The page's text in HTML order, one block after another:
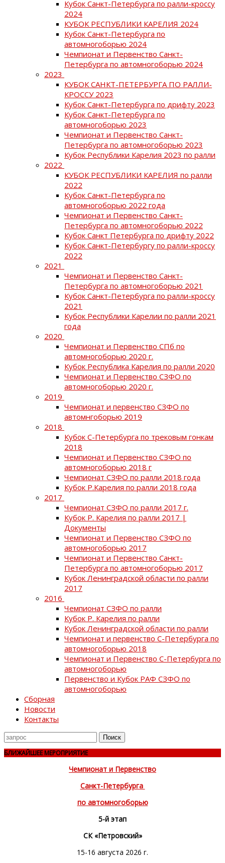
Кубок Санкт-Петербурга по ралли-кроссу
2024
КУБОК РЕСПУБЛИКИ КАРЕЛИЯ 2024
Кубок Санкт-Петербурга по
автомногоборью 2024
Чемпионат и Первенство Санкт-
Петербурга по автомногоборью 2024
2023
КУБОК САНКТ-ПЕТЕРБУРГА ПО РАЛЛИ-
КРОССУ 2023
Кубок Санкт-Петербурга по дрифту 2023
Кубок Санкт-Петербурга по
автомногоборью 2023
Чемпионат и Первенство Санкт-
Петербурга по автомногоборью 2023
Кубок Республики Карелия 2023 по ралли
2022
КУБОК РЕСПУБЛИКИ КАРЕЛИЯ по ралли
2022
Кубок Санкт-Петербурга по
автомногоборью 2022 года
Чемпионат и Первенство Санкт-
Петербурга по автомногоборью 2022
Кубок Санкт Петербурга по дрифту 2022
Кубок Санкт-Петербургу по ралли-кроссу
2022
2021
Чемпионат и Первенство Санкт-
Петербурга по автомногоборью 2021
Кубок Санкт-Петербурга по ралли-кроссу
2021
Кубок Республики Карелии по ралли 2021
года
2020
Чемпионат и Первенство СПб по
автомногоборью 2020 г.
Кубок Республика Карелия по ралли 2020
Чемпионат и Первенство СЗФО по
автомногоборью 2020 г.
2019
Чемпионат и первенство СЗФО по
автомнгоборью 2019
2018
Кубок С-Петербурга по трековым гонкам
2018
Чемпионат и Первенство СЗФО по
автомногоборью 2018 г
Чемпионат СЗФО по ралли 2018 года
Кубок Р.Карелия по ралли 2018 года
2017
Чемпионат СЗФО по ралли 2017 г.
Кубок Р. Карелия по ралли 2017 |
Документы
Чемпионат и Первенство СЗФО по
автомногоборью 2017
Чемпионат и Первенство Санкт-
Петербурга по автомногоборью 2017
Кубок Ленинградской области по ралли
2017
2016
Чемпионат СЗФО по ралли
Кубок Р. Карелия по ралли
Кубок Ленинградской области по ралли
Чемпионат и первенство С-Петербурга по
автомногоборью 2018
Чемпионат и Первенство С-Петербурга по
автомногоборью
Первенство и Кубок РАФ СЗФО по
автомногоборью
Сборная
Новости
Контакты
Поиск
для
БЛИЖАЙШЕЕ МЕРОПРИЯТИЕ
Чемпионат и Первенство
Санкт-Петербурга
по автомногоборью
5-й этап
СК «Петровский»
15-16 августа 2026 г.